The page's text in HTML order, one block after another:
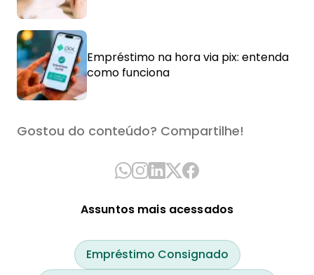
Empréstimo na hora via pix: entenda
como funciona
Gostou do conteúdo? Compartilhe!
Assuntos mais acessados
Empréstimo Consignado